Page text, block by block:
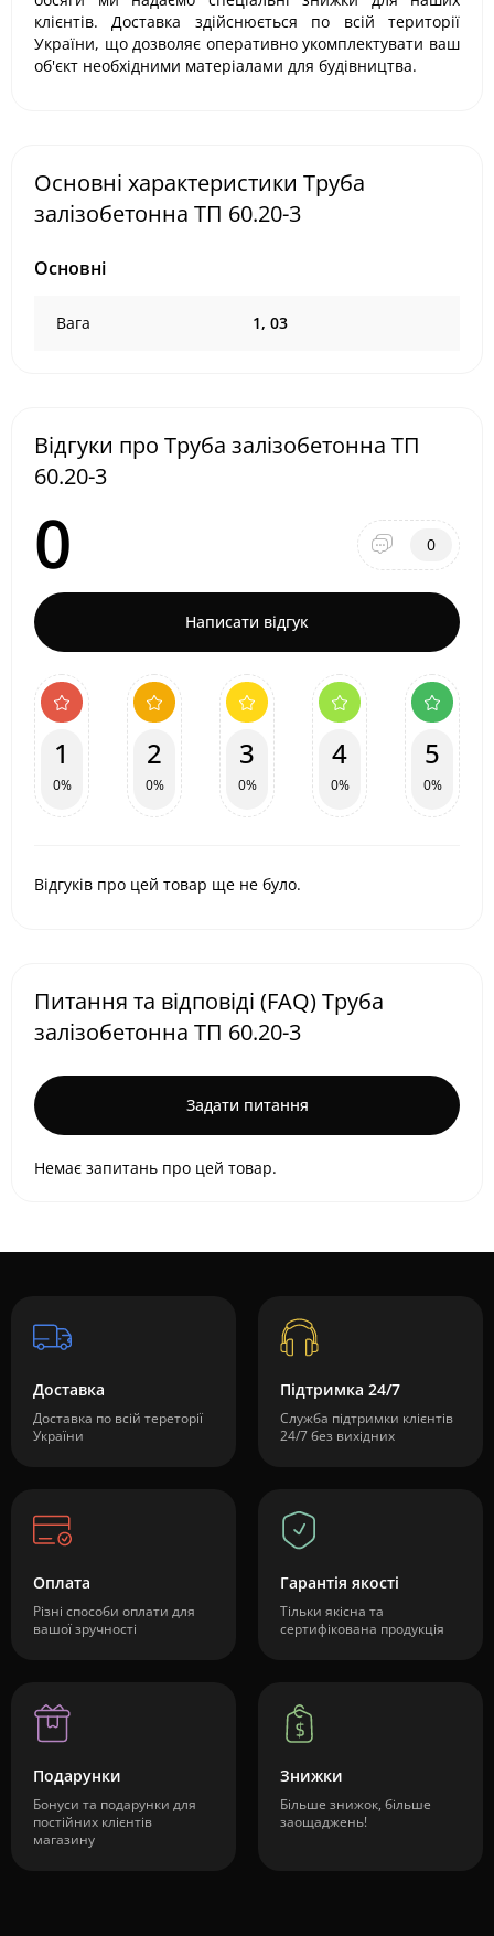
клієнтів. Доставка здійснюється по всій території
України, що дозволяє оперативно укомплектувати ваш
об'єкт необхідними матеріалами для будівництва.
Основні характеристики Труба
залізобетонна ТП 60.20-3
Основні
Вага 1, 03
Відгуки про Труба залізобетонна ТП
60.20-3
0 0
Написати відгук
1
0%
2
0%
3
0%
4
0%
5
0%
Відгуків про цей товар ще не було.
Питання та відповіді (FAQ) Труба
залізобетонна ТП 60.20-3
Задати питання
Немає запитань про цей товар.
Доставка
Доставка по всій тереторії
України
Підтримка 24/7
Служба підтримки клієнтів
24/7 без вихідних
Оплата
Різні способи оплати для
вашої зручності
Гарантія якості
Тільки якісна та
сертифікована продукція
Подарунки
Бонуси та подарунки для
постійних клієнтів
магазину
Знижки
Більше знижок, більше
заощаджень!